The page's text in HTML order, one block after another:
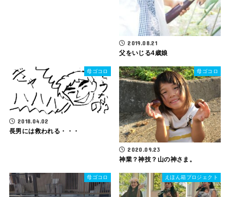
2019.08.21
父をいじる4歳娘
母ゴコロ
2018.04.02
長男には救われる・・・
母ゴコロ
2020.09.23
神業？神技？山の神さま。
母ゴコロ えほん箱プロジェクト